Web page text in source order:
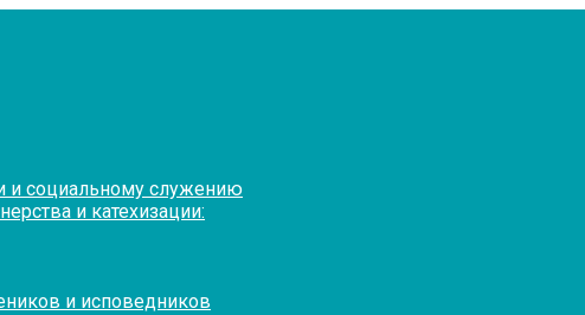
и социальному служению
и катехизации:
и исповедников